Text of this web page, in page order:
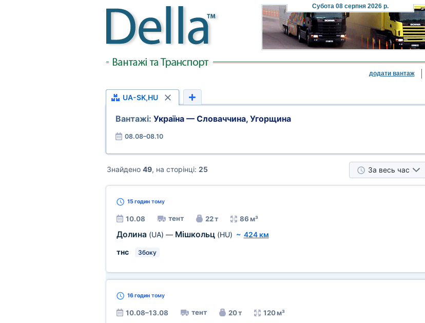
Субота08 серпня 2026 р.
додати вантаж
UA-SK,HU
Вантажі: Україна — Словаччина, Угорщина
08.08–08.10
Знайдено 49, на сторінці: 25 За весь час
15 годинтому
10.08 тент 22 т 86 м³
Долина (UA) — Мішкольц (HU) ~ 424 км
тнс
Збоку
16 годинтому
10.08–13.08 тент 20 т 120 м³